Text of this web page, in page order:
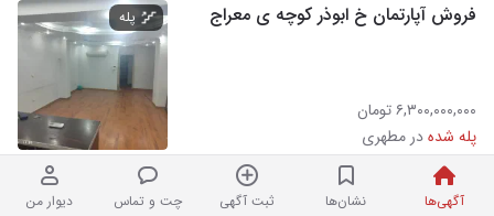
آگهی‌ها نشان‌ها ثبت آگهی چت و تماس دیوار من
فروش آپارتمان خ ابوذر کوچه ی معراج
۶,۳۰۰,۰۰۰,۰۰۰ تومان
پله شدهدر مطهری
پله